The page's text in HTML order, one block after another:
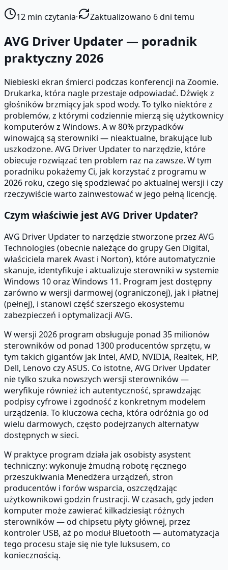
12 min czytania· Zaktualizowano 6 dni temu
AVG Driver Updater — poradnik
praktyczny 2026
Niebieski ekran śmierci podczas konferencji na Zoomie.
Drukarka, która nagle przestaje odpowiadać. Dźwięk z
głośników brzmiący jak spod wody. To tylko niektóre z
problemów, z którymi codziennie mierzą się użytkownicy
komputerów z Windows. A w 80% przypadków
winowajcą są sterowniki — nieaktualne, brakujące lub
uszkodzone. AVG Driver Updater to narzędzie, które
obiecuje rozwiązać ten problem raz na zawsze. W tym
poradniku pokażemy Ci, jak korzystać z programu w
2026 roku, czego się spodziewać po aktualnej wersji i czy
rzeczywiście warto zainwestować w jego pełną licencję.
Czym właściwie jest AVG Driver Updater?
AVG Driver Updater to narzędzie stworzone przez AVG
Technologies (obecnie należące do grupy Gen Digital,
właściciela marek Avast i Norton), które automatycznie
skanuje, identyfikuje i aktualizuje sterowniki w systemie
Windows 10 oraz Windows 11. Program jest dostępny
zarówno w wersji darmowej (ograniczonej), jak i płatnej
(pełnej), i stanowi część szerszego ekosystemu
zabezpieczeń i optymalizacji AVG.
W wersji 2026 program obsługuje ponad 35 milionów
sterowników od ponad 1300 producentów sprzętu, w
tym takich gigantów jak Intel, AMD, NVIDIA, Realtek, HP,
Dell, Lenovo czy ASUS. Co istotne, AVG Driver Updater
nie tylko szuka nowszych wersji sterowników —
weryfikuje również ich autentyczność, sprawdzając
podpisy cyfrowe i zgodność z konkretnym modelem
urządzenia. To kluczowa cecha, która odróżnia go od
wielu darmowych, często podejrzanych alternatyw
dostępnych w sieci.
W praktyce program działa jak osobisty asystent
techniczny: wykonuje żmudną robotę ręcznego
przeszukiwania Menedżera urządzeń, stron
producentów i forów wsparcia, oszczędzając
użytkownikowi godzin frustracji. W czasach, gdy jeden
komputer może zawierać kilkadziesiąt różnych
sterowników — od chipsetu płyty głównej, przez
kontroler USB, aż po moduł Bluetooth — automatyzacja
tego procesu staje się nie tyle luksusem, co
koniecznością.